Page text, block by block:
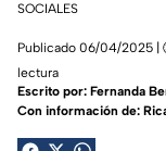
SOCIALES
Publicado 06/04/2025 |
lectura
Escrito por: Fernanda
Con información de: